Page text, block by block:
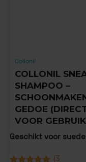
Collonil
COLLONIL
SHAMPOO –
GEDOE
VOOR
Geschikt voor
(3